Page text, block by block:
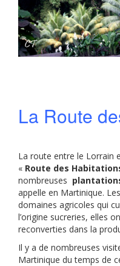
La Route
La route entre le Lorrain
« Route des
nombreuses
appelle en Martinique.
domaines agricoles qui
l’origine sucreries, elles
reconverties dans la
Il y a de nombreuses
Martinique du temps de